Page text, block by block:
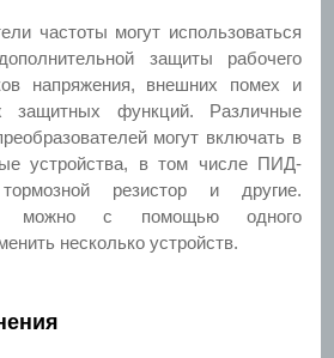
частоты могут использоваться
защиты рабочего
напряжения, внешних помех и
защитных функций. Различные
могут включать в
устройства, в том числе ПИД-
резистор и другие.
можно с помощью одного
несколько устройств.